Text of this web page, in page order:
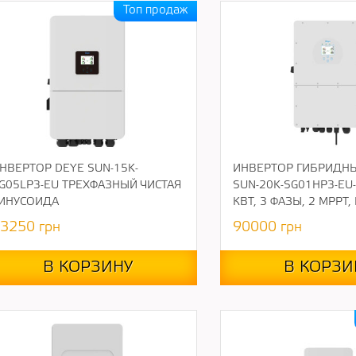
DEYE SUN-15K-
EU ТРЕХФАЗНЫЙ ЧИСТАЯ
грн
В КОРЗИНУ
ИНВЕРТОР
SUN-20K-SG01HP3-
КВТ, 3 ФАЗЫ, 2 МРРТ,
90000 грн
В